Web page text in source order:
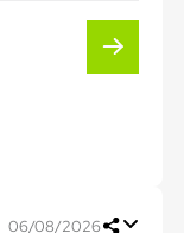
06/08/2026